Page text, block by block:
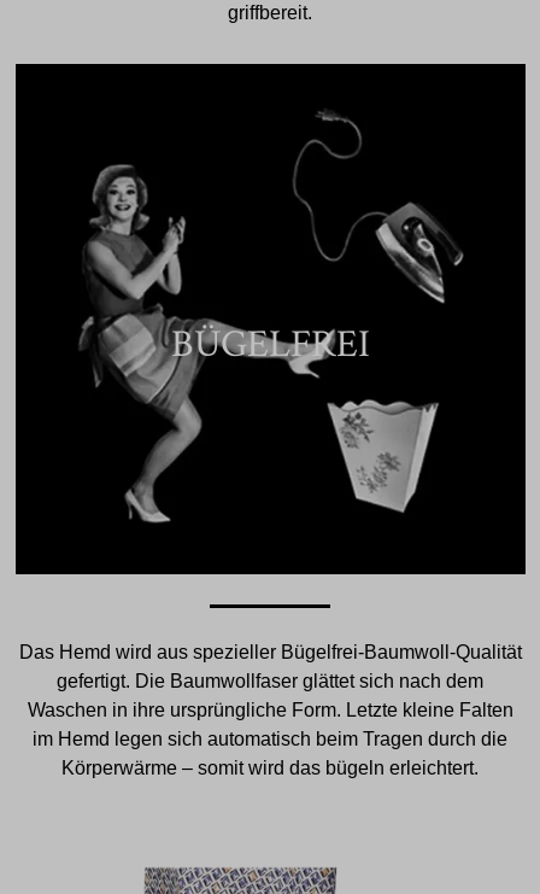
griffbereit.
BÜGELFREI
Das Hemd wird aus spezieller Bügelfrei-Baumwoll-Qualität
gefertigt. Die Baumwollfaser glättet sich nach dem
Waschen in ihre ursprüngliche Form. Letzte kleine Falten
im Hemd legen sich automatisch beim Tragen durch die
Körperwärme – somit wird das bügeln erleichtert.